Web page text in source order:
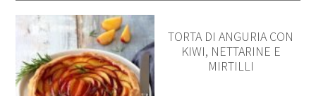
TORTA DI ANGURIA CON
KIWI, NETTARINE E
MIRTILLI